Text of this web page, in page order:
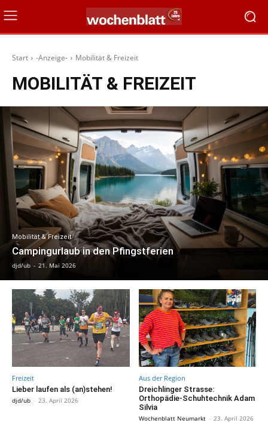
Start -Anzeige- Mobilität & Freizeit
MOBILITÄT & FREIZEIT
Mobilität & Freizeit
Campingurlaub in den Pfingstferien
djd/ub - 21. Mai 2026
Freizeit
Lieber laufen als (an)stehen!
djd/ub - 23. April 2026
Aus der Region
Dreichlinger Strasse:
Orthopädie-Schuhtechnik Adam
Silvia
Wochenblatt Neumarkt - 23. April 2026